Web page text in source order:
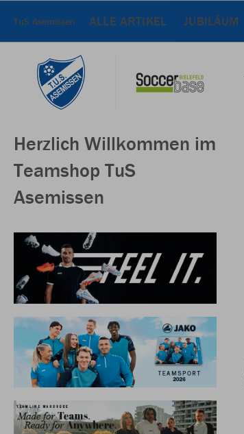
TuS Asemissen ALLE ARTIKEL JUBILÄUM
Herzlich Willkommen im
Teamshop TuS
Asemissen